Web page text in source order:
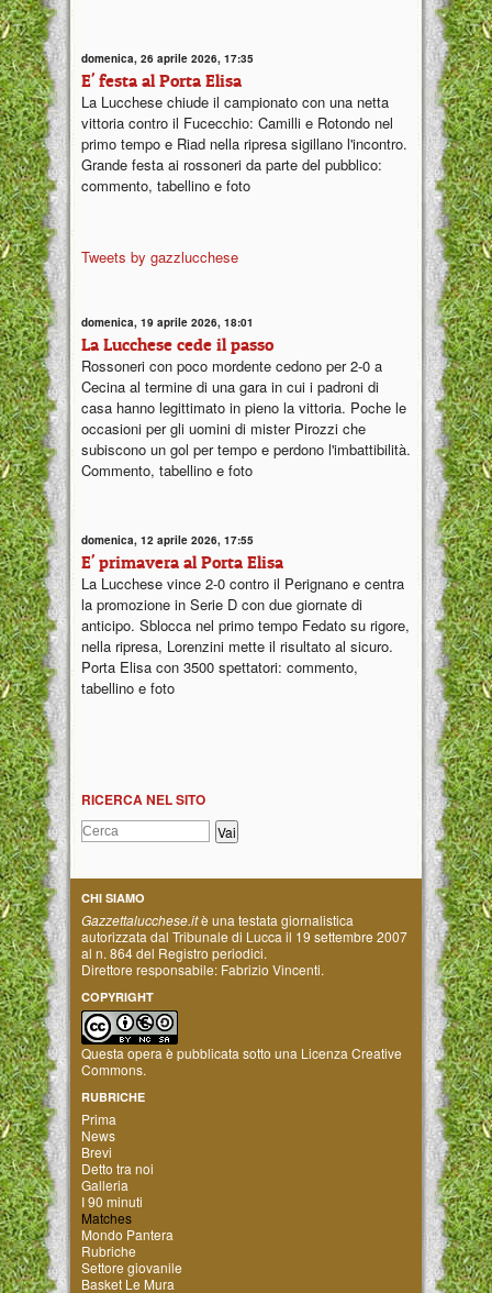
domenica, 26 aprile 2026, 17:35
E' festa al Porta Elisa
La Lucchese chiude il campionato con una netta
vittoria contro il Fucecchio: Camilli e Rotondo nel
primo tempo e Riad nella ripresa sigillano l'incontro.
Grande festa ai rossoneri da parte del pubblico:
commento, tabellino e foto
Tweets by gazzlucchese
domenica, 19 aprile 2026, 18:01
La Lucchese cede il passo
Rossoneri con poco mordente cedono per 2-0 a
Cecina al termine di una gara in cui i padroni di
casa hanno legittimato in pieno la vittoria. Poche le
occasioni per gli uomini di mister Pirozzi che
subiscono un gol per tempo e perdono l'imbattibilità.
Commento, tabellino e foto
domenica, 12 aprile 2026, 17:55
E' primavera al Porta Elisa
La Lucchese vince 2-0 contro il Perignano e centra
la promozione in Serie D con due giornate di
anticipo. Sblocca nel primo tempo Fedato su rigore,
nella ripresa, Lorenzini mette il risultato al sicuro.
Porta Elisa con 3500 spettatori: commento,
tabellino e foto
RICERCA NEL SITO
CHI SIAMO
Gazzettalucchese.itè una testata giornalistica
autorizzata dal Tribunale di Lucca il 19 settembre 2007
al n. 864 del Registro periodici.
Direttore responsabile: Fabrizio Vincenti.
COPYRIGHT
Questa opera è pubblicata sotto una Licenza Creative
Commons.
RUBRICHE
Prima
News
Brevi
Detto tra noi
Galleria
I 90 minuti
Matches
Mondo Pantera
Rubriche
Settore giovanile
Basket Le Mura